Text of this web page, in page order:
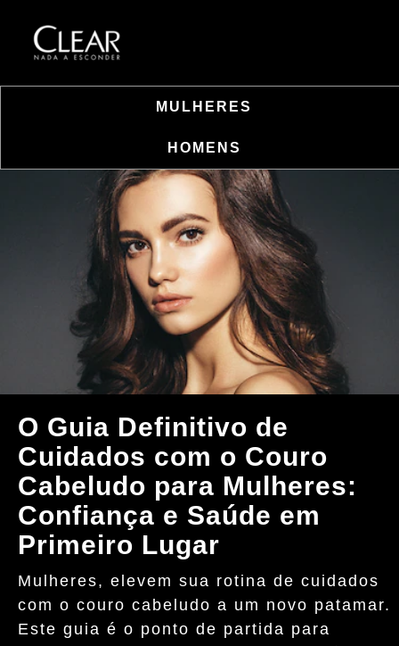
MULHERES
HOMENS
O Guia Definitivo de
Cuidados com o Couro
Cabeludo para Mulheres:
Confiança e Saúde em
Primeiro Lugar
Mulheres, elevem sua rotina de cuidados
com o couro cabeludo a um novo patamar.
Este guia é o ponto de partida para